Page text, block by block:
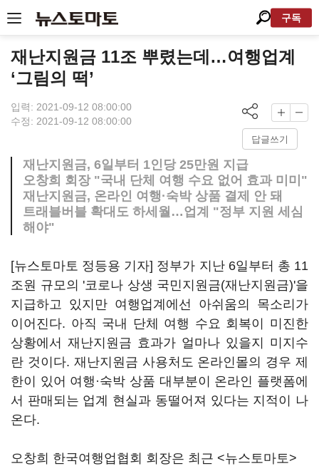
구독
재난지원금 11조 뿌렸는데…여행업계
‘그림의 떡’
입력: 2021-09-12 08:00:00
수정: 2021-09-12 08:00:00
답글쓰기
재난지원금, 6일부터 1인당 25만원 지급
오창희 회장 "국내 단체 여행 수요 없어 효과 미미"
재난지원금, 온라인 여행·숙박 상품 결제 안 돼
트래블버블 확대도 하세월…업계 "정부 지원 세심
해야"
[뉴스토마토 정등용 기자] 정부가 지난 6일부터 총 11
조원 규모의 '코로나 상생 국민지원금(재난지원금)'을
지급하고 있지만 여행업계에선 아쉬움의 목소리가
이어진다. 아직 국내 단체 여행 수요 회복이 미진한
상황에서 재난지원금 효과가 얼마나 있을지 미지수
란 것이다. 재난지원금 사용처도 온라인몰의 경우 제
한이 있어 여행·숙박 상품 대부분이 온라인 플랫폼에
서 판매되는 업계 현실과 동떨어져 있다는 지적이 나
온다.
오창희 한국여행업협회 회장은 최근 <뉴스토마토>